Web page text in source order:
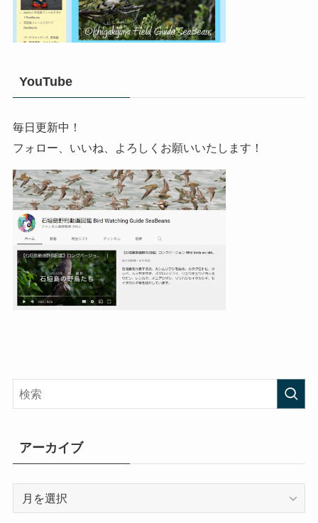
YouTube
毎日更新中！
フォロー、いいね、よろしくお願いいたします！
アーカイブ